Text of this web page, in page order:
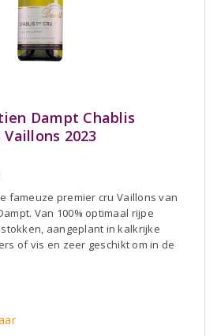
Dampt Chablis
2023
fameuze premier cru Vaillons van
Van 100% optimaal rijpe
aangeplant in kalkrijke
of vis en zeer geschikt om in de